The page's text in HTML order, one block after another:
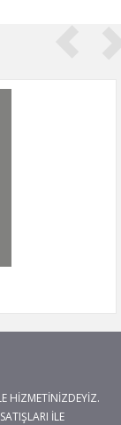
HİZMETİNİZDEYİZ.
İLE